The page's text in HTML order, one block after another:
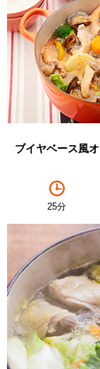
ブイヤベース風
25分